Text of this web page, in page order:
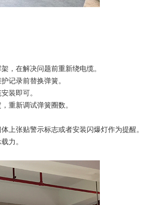
，在解决问题前重新绕电缆。
记录前替换弹簧。
装即可。
重新调试弹簧圈数。
上张贴警示标志或者安装闪爆灯作为提醒。
力。